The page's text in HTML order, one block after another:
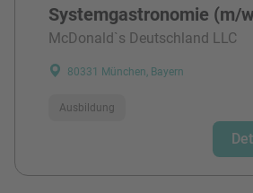
Systemgastronomie (m/
McDonald`s Deutschland LLC
80331 München, Bayern
Ausbildung